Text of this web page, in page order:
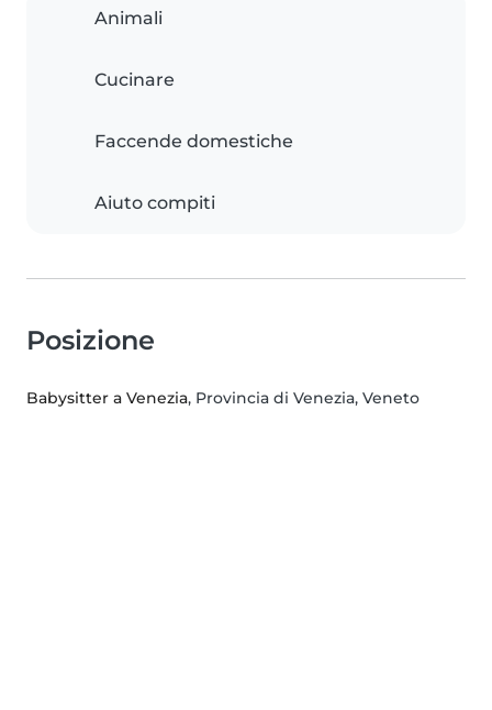
Animali
Cucinare
Faccende domestiche
Aiuto compiti
Posizione
Babysitter a Venezia, Provincia di Venezia, Veneto